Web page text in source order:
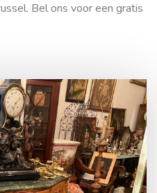
Bel ons voor een gratis